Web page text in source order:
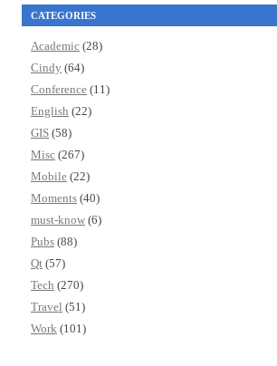
CATEGORIES
Academic (28)
Cindy (64)
Conference (11)
English (22)
GIS (58)
Misc (267)
Mobile (22)
Moments (40)
must-know (6)
Pubs (88)
Qt (57)
Tech (270)
Travel (51)
Work (101)